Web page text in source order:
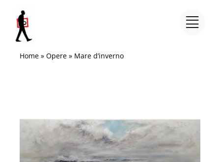
contenuto
Home» Opere» Mare d’inverno